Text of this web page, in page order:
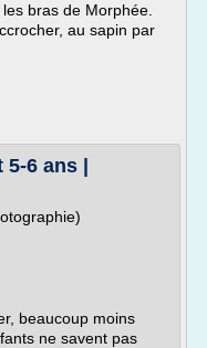
bras de Morphée.
au sapin par
6 ans |
beaucoup moins
ne savent pas